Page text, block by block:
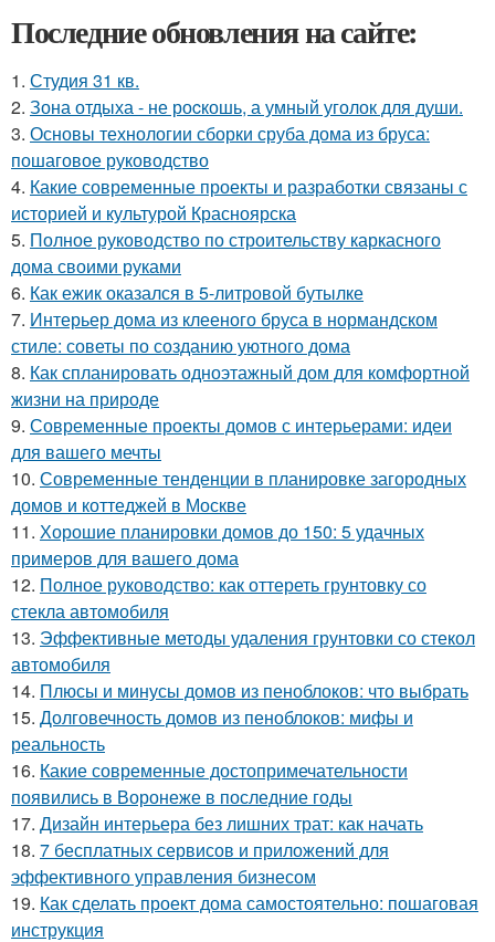
Последние обновления на сайте:
1. Студия 31 кв.
2. Зона отдыха - не роcкошь, а умный уголок для души.
3. Основы технологии сборки сруба дома из бруса:
пошаговое руководство
4. Какие современные проекты и разработки связаны с
историей и культурой Красноярска
5. Полное руководство по строительству каркасного
дома своими руками
6. Как ежик оказался в 5-литровой бутылке
7. Интерьер дома из клееного бруса в нормандском
стиле: советы по созданию уютного дома
8. Как спланировать одноэтажный дом для комфортной
жизни на природе
9. Современные проекты домов с интерьерами: идеи
для вашего мечты
10. Современные тенденции в планировке загородных
домов и коттеджей в Москве
11. Хорошие планировки домов до 150: 5 удачных
примеров для вашего дома
12. Полное руководство: как оттереть грунтовку со
стекла автомобиля
13. Эффективные методы удаления грунтовки со стекол
автомобиля
14. Плюсы и минусы домов из пеноблоков: что выбрать
15. Долговечность домов из пеноблоков: мифы и
реальность
16. Какие современные достопримечательности
появились в Воронеже в последние годы
17. Дизайн интерьера без лишних трат: как начать
18. 7 бесплатных сервисов и приложений для
эффективного управления бизнесом
19. Как сделать проект дома самостоятельно: пошаговая
инструкция